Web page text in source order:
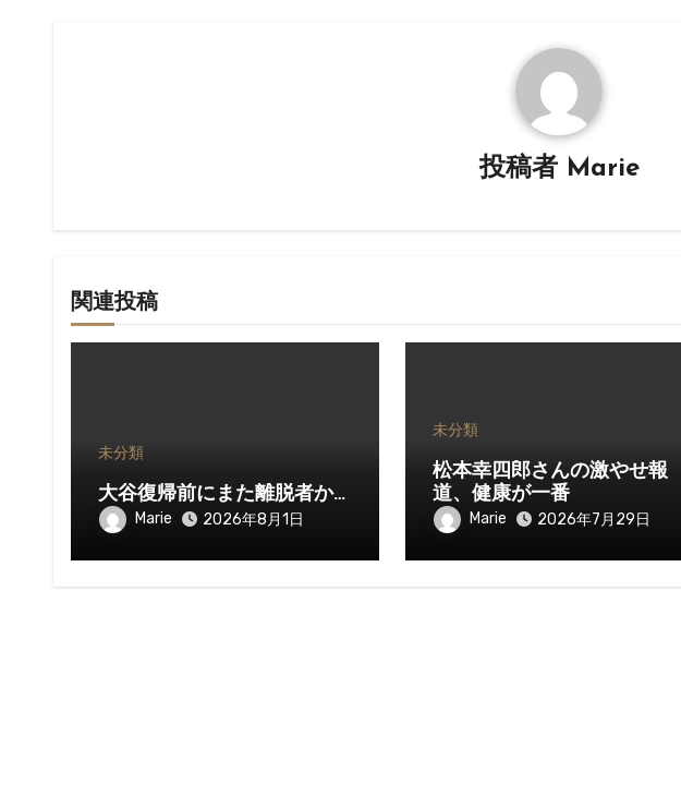
投稿者 Marie
関連投稿
未分類
大谷復帰前にまた離脱者か…
Marie 2026年8月1日
未分類
松本幸四郎さんの激やせ報
道、健康が一番
Marie 2026年7月29日